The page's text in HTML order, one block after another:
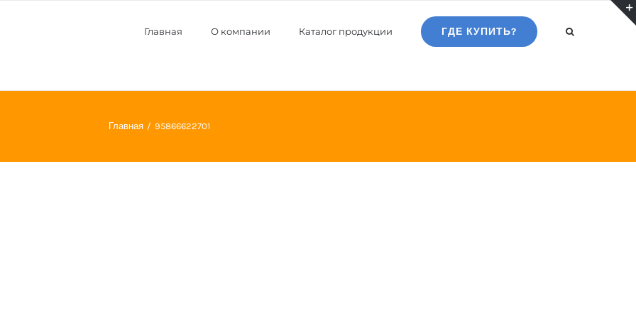
Главная О компании Каталог продукции ГДЕ КУПИТЬ?
Главная 95866622701